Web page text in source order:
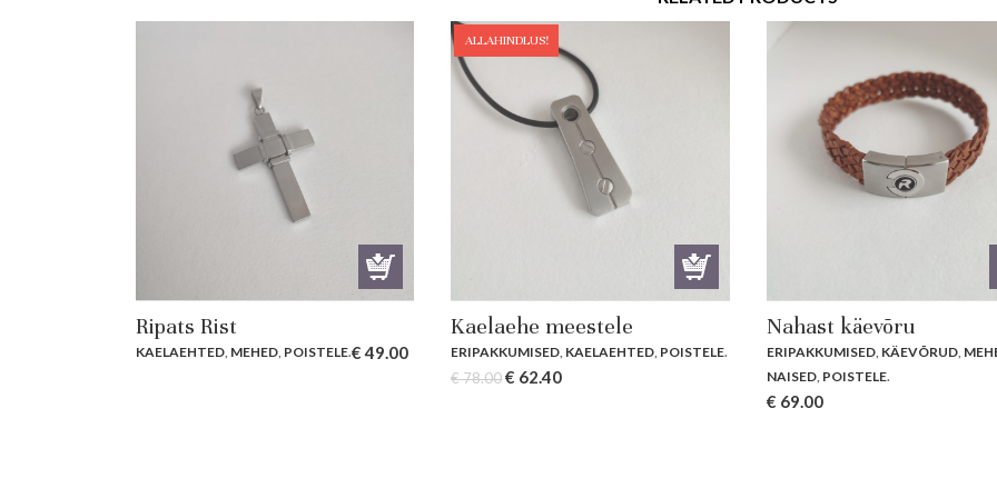
Ripats Rist
KAELAEHTED MEHED POISTELE.€49.00
ALLAHINDLUS!
Kaelaehe meestele
ERIPAKKUMISED KAELAEHTED POISTELE.
€78.00Original
€ 62.40Current
Nahast käevõru
ERIPAKKUMISED, KÄEVÕRUD,
NAISED, POISTELE.
€ 69.00